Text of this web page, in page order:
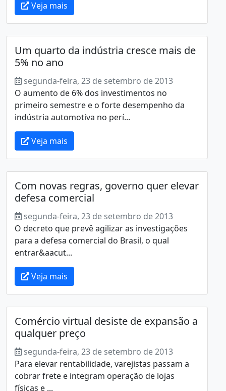
Veja mais
Um quarto da indústria cresce mais de
5% no ano
segunda-feira, 23 de setembro de 2013
O aumento de 6% dos investimentos no
primeiro semestre e o forte desempenho da
indústria automotiva no perí...
Veja mais
Com novas regras, governo quer elevar
defesa comercial
segunda-feira, 23 de setembro de 2013
O decreto que prevê agilizar as investigações
para a defesa comercial do Brasil, o qual
entrar&aacut...
Veja mais
Comércio virtual desiste de expansão a
qualquer preço
segunda-feira, 23 de setembro de 2013
Para elevar rentabilidade, varejistas passam a
cobrar frete e integram operação de lojas
físicas e ...